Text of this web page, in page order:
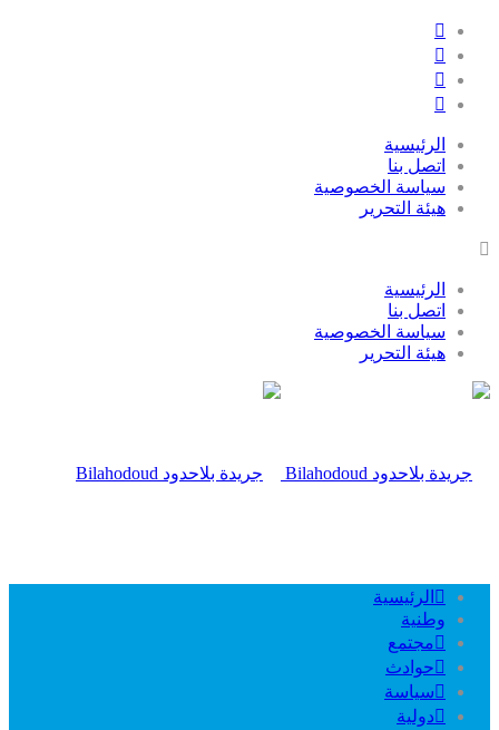
الرئيسية
اتصل بنا
سياسة الخصوصية
هيئة التحرير
الرئيسية
اتصل بنا
سياسة الخصوصية
هيئة التحرير
الرئيسية
وطنية
مجتمع
حوادث
سياسة
دولية